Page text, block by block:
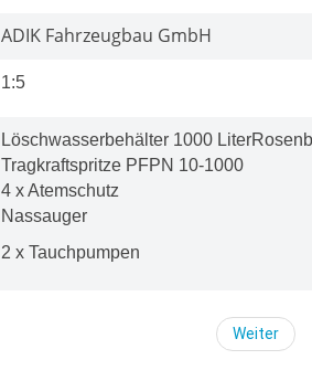
ADIK Fahrzeugbau GmbH
1:5
Löschwasserbehälter 1000
Tragkraftspritze PFPN 10-1000
4 x Atemschutz
Nassauger
2 x Tauchpumpen
Weiter